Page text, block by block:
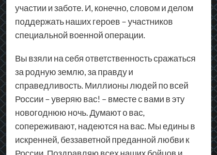
участии и заботе. И, конечно, словом и делом
поддержать наших героев – участников
специальной военной операции.
Вы взяли на себя ответственность сражаться
за родную землю, за правду и
справедливость. Миллионы людей по всей
России – уверяю вас! – вместе с вами в эту
новогоднюю ночь. Думают о вас,
сопереживают, надеются на вас. Мы едины в
искренней, беззаветной преданной любви к